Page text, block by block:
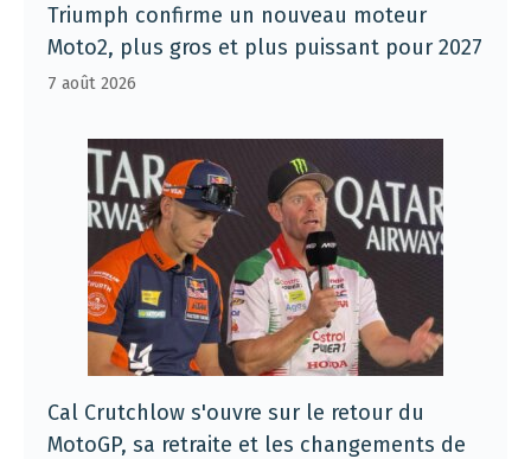
Triumph confirme un nouveau moteur
Moto2, plus gros et plus puissant pour 2027
7 août 2026
Cal Crutchlow s'ouvre sur le retour du
MotoGP, sa retraite et les changements de